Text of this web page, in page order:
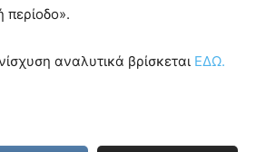
περίοδο».
αναλυτικά βρίσκεται ΕΔΩ.